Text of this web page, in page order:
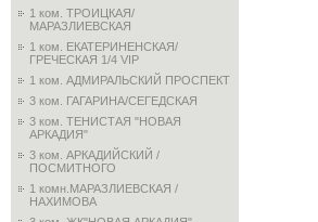
1 ком. ТРОИЦКАЯ/
МАРАЗЛИЕВСКАЯ
1 ком. ЕКАТЕРИНЕНСКАЯ/
ГРЕЧЕСКАЯ 1/4 VIP
1 ком. АДМИРАЛЬСКИЙ ПРОСПЕКТ
3 ком. ГАГАРИНА/СЕГЕДСКАЯ
3 ком. ТЕНИСТАЯ "НОВАЯ
АРКАДИЯ"
3 ком. АРКАДИЙСКИЙ /
ПОСМИТНОГО
1 комн.МАРАЗЛИЕВСКАЯ /
НАХИМОВА